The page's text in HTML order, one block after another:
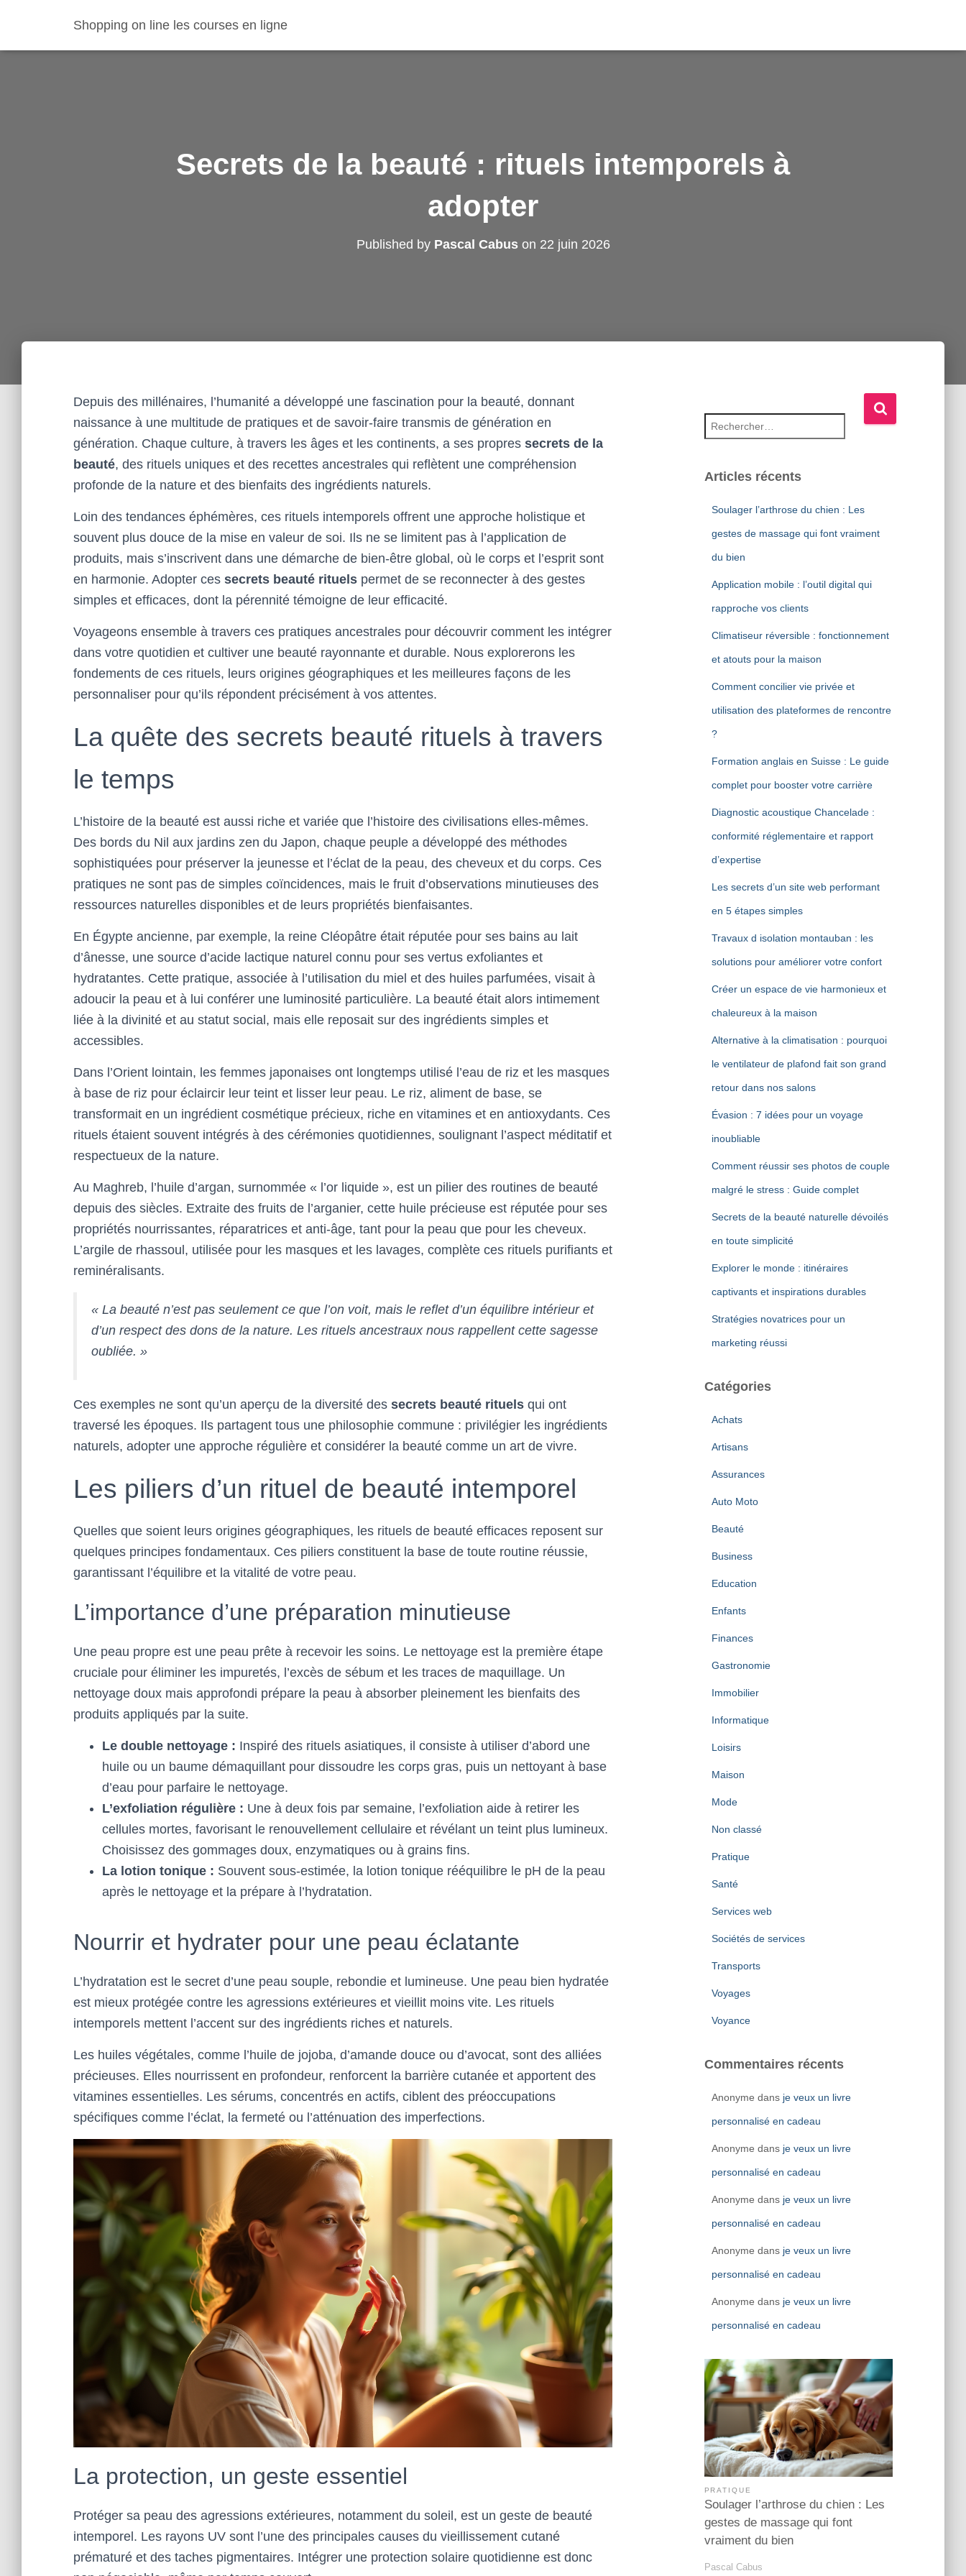
Shopping on line les courses en ligne
Secrets de la beauté : rituels intemporels à
adopter
Published by Pascal Cabuson 22 juin 2026
Depuis des millénaires, l’humanité a développé une fascination pour la beauté, donnant
naissance à une multitude de pratiques et de savoir-faire transmis de génération en
génération. Chaque culture, à travers les âges et les continents, a ses propres secrets de la
beauté, des rituels uniques et des recettes ancestrales qui reflètent une compréhension
profonde de la nature et des bienfaits des ingrédients naturels.
Loin des tendances éphémères, ces rituels intemporels offrent une approche holistique et
souvent plus douce de la mise en valeur de soi. Ils ne se limitent pas à l’application de
produits, mais s’inscrivent dans une démarche de bien-être global, où le corps et l’esprit sont
en harmonie. Adopter ces secrets beauté rituels permet de se reconnecter à des gestes
simples et efficaces, dont la pérennité témoigne de leur efficacité.
Voyageons ensemble à travers ces pratiques ancestrales pour découvrir comment les intégrer
dans votre quotidien et cultiver une beauté rayonnante et durable. Nous explorerons les
fondements de ces rituels, leurs origines géographiques et les meilleures façons de les
personnaliser pour qu’ils répondent précisément à vos attentes.
La quête des secrets beauté rituels à travers
le temps
L’histoire de la beauté est aussi riche et variée que l’histoire des civilisations elles-mêmes.
Des bords du Nil aux jardins zen du Japon, chaque peuple a développé des méthodes
sophistiquées pour préserver la jeunesse et l’éclat de la peau, des cheveux et du corps. Ces
pratiques ne sont pas de simples coïncidences, mais le fruit d’observations minutieuses des
ressources naturelles disponibles et de leurs propriétés bienfaisantes.
En Égypte ancienne, par exemple, la reine Cléopâtre était réputée pour ses bains au lait
d’ânesse, une source d’acide lactique naturel connu pour ses vertus exfoliantes et
hydratantes. Cette pratique, associée à l’utilisation du miel et des huiles parfumées, visait à
adoucir la peau et à lui conférer une luminosité particulière. La beauté était alors intimement
liée à la divinité et au statut social, mais elle reposait sur des ingrédients simples et
accessibles.
Dans l’Orient lointain, les femmes japonaises ont longtemps utilisé l’eau de riz et les masques
à base de riz pour éclaircir leur teint et lisser leur peau. Le riz, aliment de base, se
transformait en un ingrédient cosmétique précieux, riche en vitamines et en antioxydants. Ces
rituels étaient souvent intégrés à des cérémonies quotidiennes, soulignant l’aspect méditatif et
respectueux de la nature.
Au Maghreb, l’huile d’argan, surnommée « l’or liquide », est un pilier des routines de beauté
depuis des siècles. Extraite des fruits de l’arganier, cette huile précieuse est réputée pour ses
propriétés nourrissantes, réparatrices et anti-âge, tant pour la peau que pour les cheveux.
L’argile de rhassoul, utilisée pour les masques et les lavages, complète ces rituels purifiants et
reminéralisants.
« La beauté n’est pas seulement ce que l’on voit, mais le reflet d’un équilibre intérieur et
d’un respect des dons de la nature. Les rituels ancestraux nous rappellent cette sagesse
oubliée. »
Ces exemples ne sont qu’un aperçu de la diversité des secrets beauté rituels qui ont
traversé les époques. Ils partagent tous une philosophie commune : privilégier les ingrédients
naturels, adopter une approche régulière et considérer la beauté comme un art de vivre.
Les piliers d’un rituel de beauté intemporel
Quelles que soient leurs origines géographiques, les rituels de beauté efficaces reposent sur
quelques principes fondamentaux. Ces piliers constituent la base de toute routine réussie,
garantissant l’équilibre et la vitalité de votre peau.
L’importance d’une préparation minutieuse
Une peau propre est une peau prête à recevoir les soins. Le nettoyage est la première étape
cruciale pour éliminer les impuretés, l’excès de sébum et les traces de maquillage. Un
nettoyage doux mais approfondi prépare la peau à absorber pleinement les bienfaits des
produits appliqués par la suite.
Le double nettoyage : Inspiré des rituels asiatiques, il consiste à utiliser d’abord une
huile ou un baume démaquillant pour dissoudre les corps gras, puis un nettoyant à base
d’eau pour parfaire le nettoyage.
L’exfoliation régulière : Une à deux fois par semaine, l’exfoliation aide à retirer les
cellules mortes, favorisant le renouvellement cellulaire et révélant un teint plus lumineux.
Choisissez des gommages doux, enzymatiques ou à grains fins.
La lotion tonique : Souvent sous-estimée, la lotion tonique rééquilibre le pH de la peau
après le nettoyage et la prépare à l’hydratation.
Nourrir et hydrater pour une peau éclatante
L’hydratation est le secret d’une peau souple, rebondie et lumineuse. Une peau bien hydratée
est mieux protégée contre les agressions extérieures et vieillit moins vite. Les rituels
intemporels mettent l’accent sur des ingrédients riches et naturels.
Les huiles végétales, comme l’huile de jojoba, d’amande douce ou d’avocat, sont des alliées
précieuses. Elles nourrissent en profondeur, renforcent la barrière cutanée et apportent des
vitamines essentielles. Les sérums, concentrés en actifs, ciblent des préoccupations
spécifiques comme l’éclat, la fermeté ou l’atténuation des imperfections.
La protection, un geste essentiel
Protéger sa peau des agressions extérieures, notamment du soleil, est un geste de beauté
intemporel. Les rayons UV sont l’une des principales causes du vieillissement cutané
prématuré et des taches pigmentaires. Intégrer une protection solaire quotidienne est donc
Articles récents
Soulager l’arthrose du chien : Les
gestes de massage qui font vraiment
du bien
Application mobile : l’outil digital qui
rapproche vos clients
Climatiseur réversible : fonctionnement
et atouts pour la maison
Comment concilier vie privée et
utilisation des plateformes de rencontre
?
Formation anglais en Suisse : Le guide
complet pour booster votre carrière
Diagnostic acoustique Chancelade :
conformité réglementaire et rapport
d’expertise
Les secrets d’un site web performant
en 5 étapes simples
Travaux d isolation montauban : les
solutions pour améliorer votre confort
Créer un espace de vie harmonieux et
chaleureux à la maison
Alternative à la climatisation : pourquoi
le ventilateur de plafond fait son grand
retour dans nos salons
Évasion : 7 idées pour un voyage
inoubliable
Comment réussir ses photos de couple
malgré le stress : Guide complet
Secrets de la beauté naturelle dévoilés
en toute simplicité
Explorer le monde : itinéraires
captivants et inspirations durables
Stratégies novatrices pour un
marketing réussi
Catégories
Achats
Artisans
Assurances
Auto Moto
Beauté
Business
Education
Enfants
Finances
Gastronomie
Immobilier
Informatique
Loisirs
Maison
Mode
Non classé
Pratique
Santé
Services web
Sociétés de services
Transports
Voyages
Voyance
Commentaires récents
Anonyme dans je veux un livre
personnalisé en cadeau
Anonyme dans je veux un livre
personnalisé en cadeau
Anonyme dans je veux un livre
personnalisé en cadeau
Anonyme dans je veux un livre
personnalisé en cadeau
Anonyme dans je veux un livre
personnalisé en cadeau
PRATIQUE
Soulager l’arthrose du chien : Les
gestes de massage qui font
vraiment du bien
Pascal Cabus